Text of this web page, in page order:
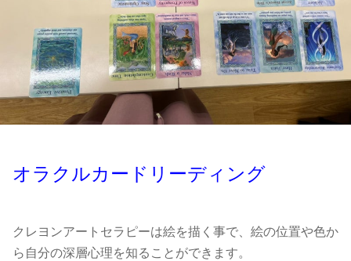
オラクルカードリーディング
クレヨンアートセラピーは絵を描く事で、絵の位置や色か
ら自分の深層心理を知ることができます。